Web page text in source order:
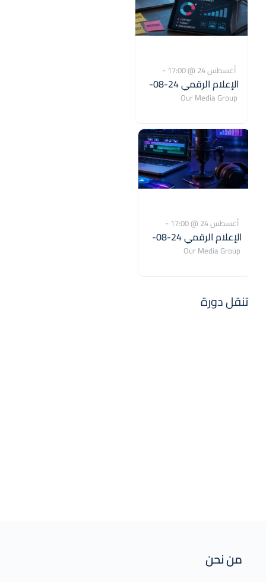
أغسطس 24 @ 17:00 -
أغسطس 28 @ 22:00
الإعلام الرقمي 24-08-
2026
Our Media Group
Arab Emirates
أغسطس 24 @ 17:00 -
أغسطس 28 @ 22:00
الإعلام الرقمي 24-08-
2026
Our Media Group
تنقل دورة
من نحن